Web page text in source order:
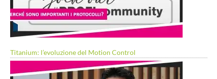
Titanium: l’evoluzione del Motion Control